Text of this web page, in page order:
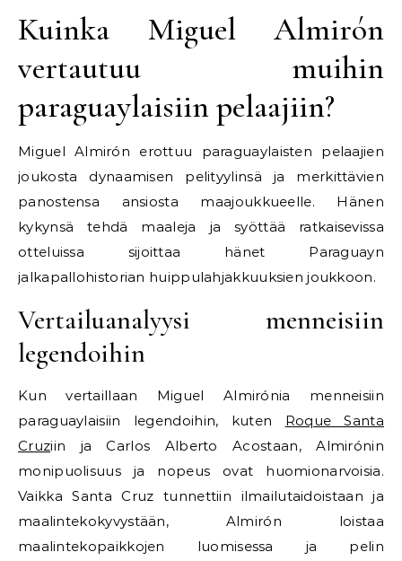
Kuinka Miguel Almirón
vertautuu muihin
paraguaylaisiin pelaajiin?
Miguel Almirón erottuu paraguaylaisten pelaajien
joukosta dynaamisen pelityylinsä ja merkittävien
panostensa ansiosta maajoukkueelle. Hänen
kykynsä tehdä maaleja ja syöttää ratkaisevissa
otteluissa sijoittaa hänet Paraguayn
jalkapallohistorian huippulahjakkuuksien joukkoon.
Vertailuanalyysi menneisiin
legendoihin
Kun vertaillaan Miguel Almirónia menneisiin
paraguaylaisiin legendoihin, kuten Roque Santa
Cruziin ja Carlos Alberto Acostaan, Almirónin
monipuolisuus ja nopeus ovat huomionarvoisia.
Vaikka Santa Cruz tunnettiin ilmailutaidoistaan ja
maalintekokyvystään, Almirón loistaa
maalintekopaikkojen luomisessa ja pelin